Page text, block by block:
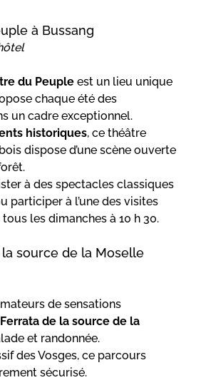
à Bussang
du Peuple est un lieu unique
chaque été des
un cadre exceptionnel.
historiques, ce théâtre
dispose d’une scène ouverte
à des spectacles classiques
participer à l’une des visites
les dimanches à 10 h 30.
la source de la Moselle
de sensations
de la source de la
et randonnée.
des Vosges, ce parcours
sécurisé.